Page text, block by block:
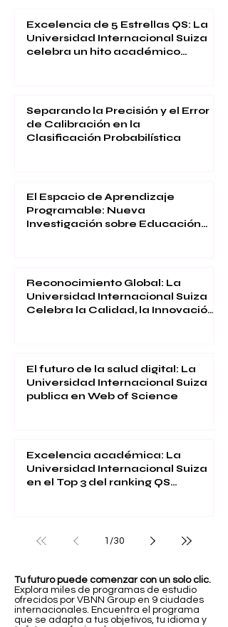
Excelencia de 5 Estrellas QS: La
Universidad Internacional Suiza
celebra un hito académico
Separando la Precisión y el Error
de Calibración en la
Clasificación Probabilística
El Espacio de Aprendizaje
Programable: Nueva
Investigación sobre Educación
Reconocimiento Global: La
Universidad Internacional Suiza
Celebra la Calidad, la Innovación
El futuro de la salud digital: La
Universidad Internacional Suiza
publica en Web of Science
Excelencia académica: La
Universidad Internacional Suiza
en el Top 3 del ranking QS
1 /30
Tu futuro puede comenzar con un solo clic.
Explora miles de programas de estudio
ofrecidos por VBNN Group en 9 ciudades
internacionales. Encuentra el programa
que se adapta a tus objetivos, tu idioma y